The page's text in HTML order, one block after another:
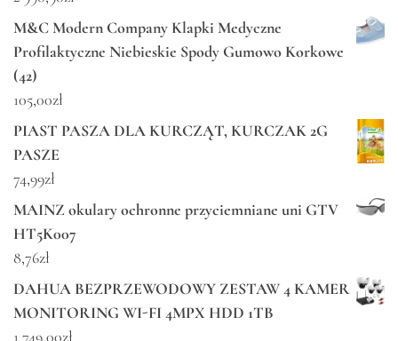
M&C Modern Company Klapki Medyczne
Profilaktyczne Niebieskie Spody Gumowo Korkowe
(42)
105,00zł
PIAST PASZA DLA KURCZĄT, KURCZAK 2G
PASZE
74,99zł
MAINZ okulary ochronne przyciemniane uni GTV
HT5K007
8,76zł
DAHUA BEZPRZEWODOWY ZESTAW 4 KAMER
MONITORING WI-FI 4MPX HDD 1TB
1 749,00zł